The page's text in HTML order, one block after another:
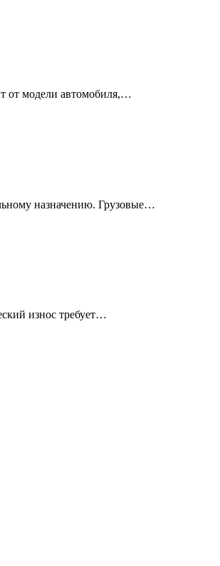
от модели автомобиля,…
назначению. Грузовые…
износ требует…